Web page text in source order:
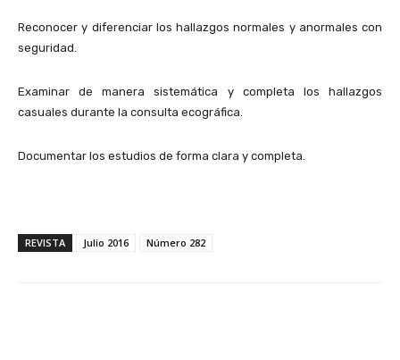
Reconocer y diferenciar los hallazgos normales y anormales con
seguridad.
Examinar de manera sistemática y completa los hallazgos
casuales durante la consulta ecográfica.
Documentar los estudios de forma clara y completa.
REVISTA Julio 2016 Número 282